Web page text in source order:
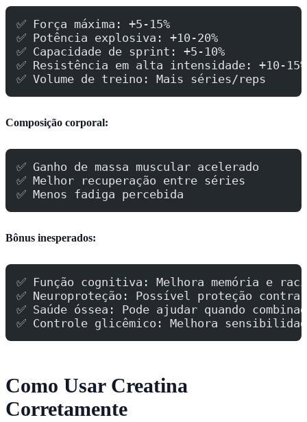
✅ Força máxima: +5-15%
✅ Potência explosiva: +10-20%
✅ Capacidade de sprint: +5-10%
✅ Resistência em alta intensidade: +10-15%
✅ Volume de treino: Mais séries/reps
Composição corporal:
✅ Ganho de massa muscular acelerado
✅ Melhor recuperação entre séries
✅ Menos fadiga percebida
Bônus inesperados:
✅ Função cognitiva: Melhora memória e
✅ Neuroproteção: Possível proteção contra
✅ Saúde óssea: Pode ajudar quando
✅ Controle glicêmico: Melhora
Como Usar Creatina
Corretamente